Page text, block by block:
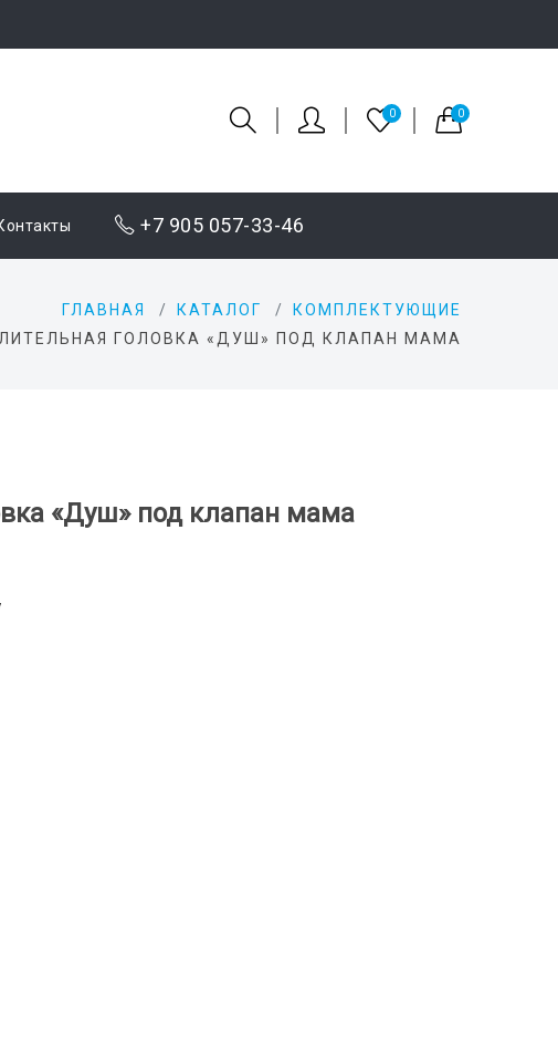
0 0
+7 905 057-33-46
ГЛАВНАЯ КАТАЛОГ
КОМПЛЕКТУЮЩИЕ
ГОЛОВКА «ДУШ» ПОД КЛАПАН МАМА
«Душ» под клапан мама